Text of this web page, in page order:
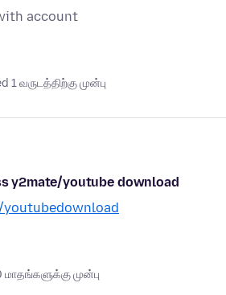
account
1 வருடத்திற்கு முன்பு
y2mate/youtube download
youtubedownload
முன்பு